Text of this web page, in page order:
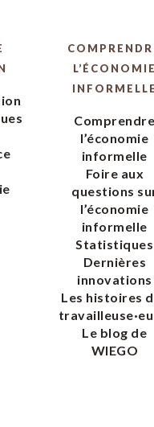
l’économie
informelle
Foire aux
questions
l’économie
informelle
Statistiques
Dernières
innovations
Les histoires
Le blog de
WIEGO